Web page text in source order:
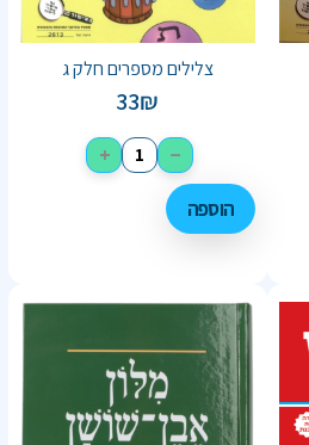
צלילים מספרים חלק ג
33₪
−
+
הוספה